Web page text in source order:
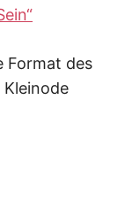
Format des